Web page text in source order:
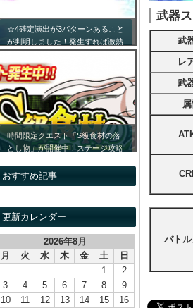
☆4確定演出が3パターンあること
が判明しました！発生すれば激熱
です！！
時間限定クエスト「S級食材の落
とし物」が開催中！ステージ攻略
した！
おすすめ記事
更新カレンダー
2026年8月
月
火 水 木 金 土 日
1
2
3
4 5 6 7 8
9
10
11 12 13 14 15
16
武器
武
レ
武
バト